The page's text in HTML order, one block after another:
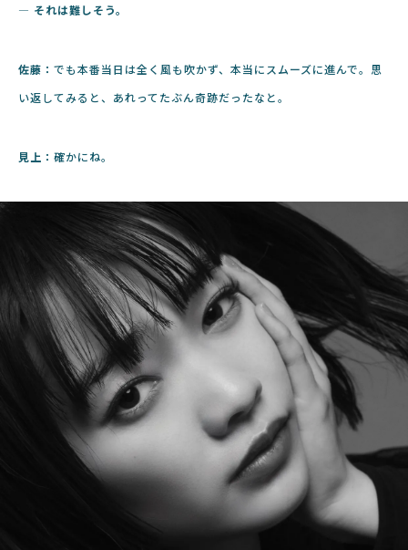
― それは難しそう。
佐藤： でも本番当日は全く風も吹かず、本当にスムーズに進んで。思
い返してみると、あれってたぶん奇跡だったなと。
見上： 確かにね。